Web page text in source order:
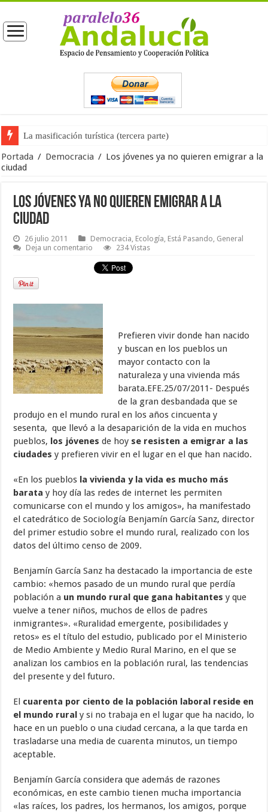
La masificación turística (tercera parte)
La opinión pública ante las próximas elecciones generales
Portada / Democracia / Los jóvenes ya no quieren emigrar a la
ciudad
Los jóvenes ya no quieren emigrar a la
ciudad
26 julio 2011 Democracia, Ecología, Está Pasando, General
Deja un comentario
234 Vistas
Prefieren vivir donde han nacido
y buscan en los pueblos un
mayor contacto con la
naturaleza y una vivienda más
barata.EFE.25/07/2011- Después
de la gran desbandada que se
produjo en el mundo rural en los años cincuenta y
sesenta, que llevó a la desaparición de la vida en muchos
pueblos, los jóvenes de hoy se resisten a emigrar a las
ciudadesy prefieren vivir en el lugar en el que han nacido.
«En los pueblos la vivienda y la vida es mucho más
barata y hoy día las redes de internet les permiten
comunicarse con el mundo y los amigos», ha manifestado
el catedrático de Sociología Benjamín García Sanz, director
del primer estudio sobre el mundo rural, realizado con los
datos del último censo de 2009.
Benjamín García Sanz ha destacado la importancia de este
cambio: «hemos pasado de un mundo rural que perdía
población a un mundo rural que gana habitantes y que
vuelve a tener niños, muchos de ellos de padres
inmigrantes». «Ruralidad emergente, posibilidades y
retos» es el título del estudio, publicado por el Ministerio
de Medio Ambiente y Medio Rural Marino, en el que se
analizan los cambios en la población rural, las tendencias
del presente y del futuro.
El cuarenta por ciento de la población laboral reside en
el mundo rural y si no trabaja en el lugar que ha nacido, lo
hace en un pueblo o una ciudad cercana, a la que tarda en
trasladarse una media de cuarenta minutos, un tiempo
aceptable.
Benjamín García considera que además de razones
económicas, en este cambio tienen mucha importancia
«las raíces, los padres, los hermanos, los amigos, porque